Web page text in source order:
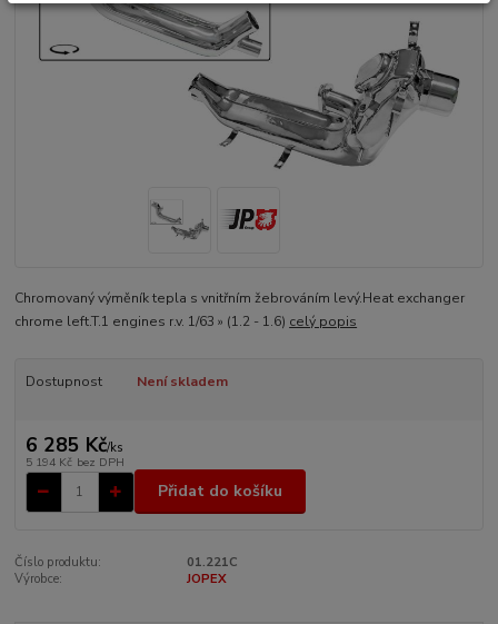
Chromovaný výměník tepla s vnitřním žebrováním levý.Heat exchanger
chrome left.T.1 engines r.v. 1/63 » (1.2 - 1.6) celý popis
Dostupnost Není skladem
6 285 Kč/ks
5 194 Kč bez DPH
Přidat do košíku
Číslo produktu:
01.221C
Výrobce:
JOPEX